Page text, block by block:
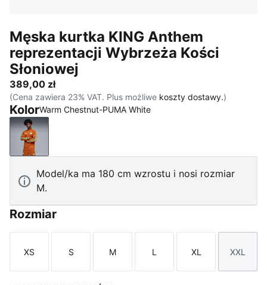
Męska kurtka KING Anthem
reprezentacji Wybrzeża Kości
Słoniowej
389,00 zł
(Cena zawiera 23% VAT. Plus możliwe koszty dostawy.)
KolorWarm Chestnut-PUMA White
Warm Chestnut-PUMA White
Model/ka ma 180 cm wzrostu i nosi rozmiar
M.
Rozmiar
Rozmiar
XS
Rozmiar
S
Rozmiar
M
Rozmiar
L
Rozmiar
XL XXL